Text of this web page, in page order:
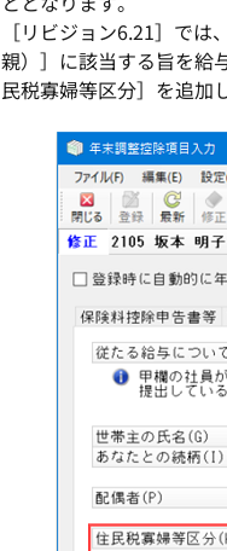
［リビジョン6.21］で
親）］に該当する旨を給
民税寡婦等区分］を追加